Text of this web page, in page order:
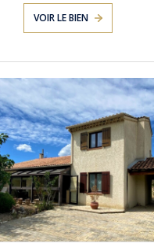
VOIR LE BIEN